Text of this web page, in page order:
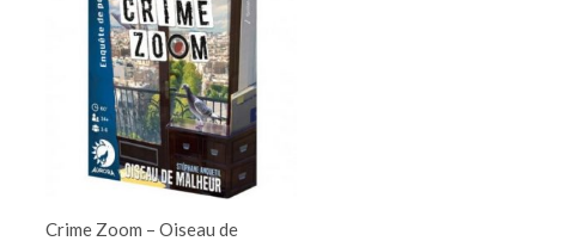
Crime Zoom – Oiseau de